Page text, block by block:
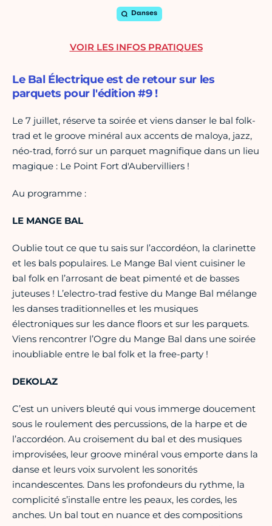
Danses
Le Bal Électrique est de retour sur les
parquets pour l'édition #9 !
Le 7 juillet, réserve ta soirée et viens danser le bal folk-
trad et le groove minéral aux accents de maloya, jazz,
néo-trad, forró sur un parquet magnifique dans un lieu
magique : Le Point Fort d'Aubervilliers !
Au programme :
LE MANGE BAL
Oublie tout ce que tu sais sur l’accordéon, la clarinette
et les bals populaires. Le Mange Bal vient cuisiner le
bal folk en l’arrosant de beat pimenté et de basses
juteuses ! L’electro-trad festive du Mange Bal mélange
les danses traditionnelles et les musiques
électroniques sur les dance floors et sur les parquets.
Viens rencontrer l’Ogre du Mange Bal dans une soirée
inoubliable entre le bal folk et la free-party !
DEKOLAZ
C’est un univers bleuté qui vous immerge doucement
sous le roulement des percussions, de la harpe et de
l’accordéon. Au croisement du bal et des musiques
improvisées, leur groove minéral vous emporte dans la
danse et leurs voix survolent les sonorités
incandescentes. Dans les profondeurs du rythme, la
complicité s’installe entre les peaux, les cordes, les
anches. Un bal tout en nuance et des compositions
VOIR LES INFOS PRATIQUES